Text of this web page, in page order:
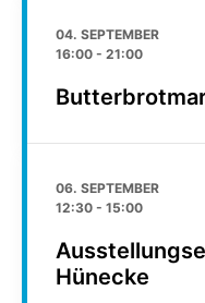
04. SEPTEMBER
16:00 - 21:00
06. SEPTEMBER
12:30 - 15:00
Hünecke